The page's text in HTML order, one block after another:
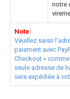
notre
Note:
Veuillez saisir
paiement avec
Checkout »
seule adresse de
sera expédiée à